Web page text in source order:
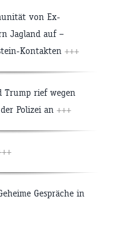
von Ex-
Jagland auf –
Kontakten +++
Trump rief wegen
Polizei an +++
Gespräche in